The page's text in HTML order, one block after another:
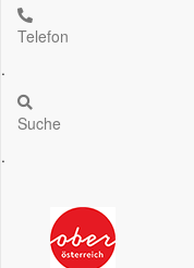
Telefon
.
Suche
.